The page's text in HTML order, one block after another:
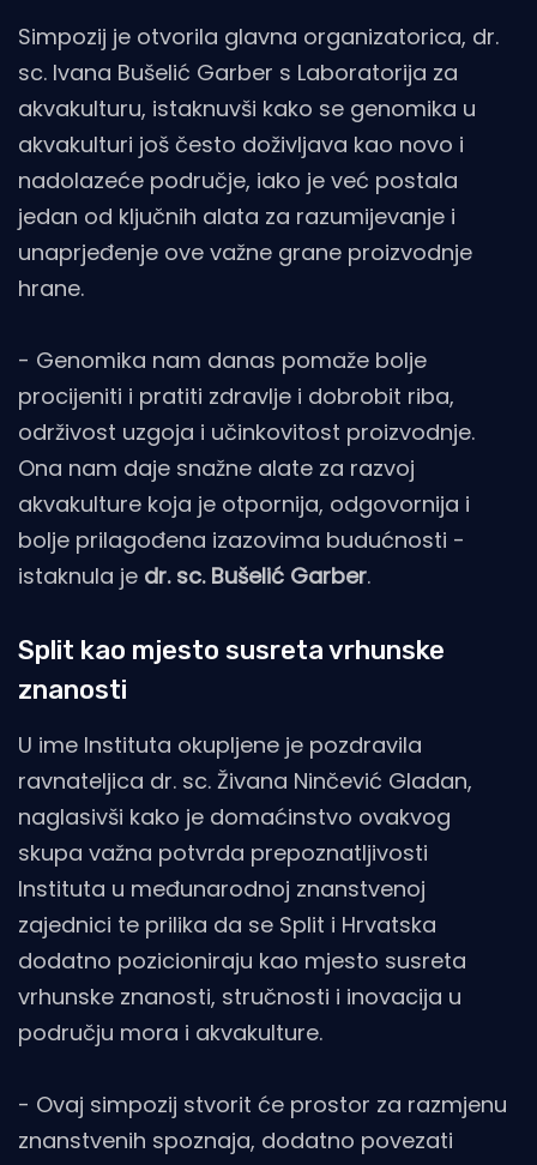
Simpozij je otvorila glavna organizatorica, dr.
sc. Ivana Bušelić Garber s Laboratorija za
akvakulturu, istaknuvši kako se genomika u
akvakulturi još često doživljava kao novo i
nadolazeće područje, iako je već postala
jedan od ključnih alata za razumijevanje i
unaprjeđenje ove važne grane proizvodnje
hrane.
- Genomika nam danas pomaže bolje
procijeniti i pratiti zdravlje i dobrobit riba,
održivost uzgoja i učinkovitost proizvodnje.
Ona nam daje snažne alate za razvoj
akvakulture koja je otpornija, odgovornija i
bolje prilagođena izazovima budućnosti -
istaknula je dr. sc. Bušelić Garber.
Split kao mjesto susreta vrhunske
znanosti
U ime Instituta okupljene je pozdravila
ravnateljica dr. sc. Živana Ninčević Gladan,
naglasivši kako je domaćinstvo ovakvog
skupa važna potvrda prepoznatljivosti
Instituta u međunarodnoj znanstvenoj
zajednici te prilika da se Split i Hrvatska
dodatno pozicioniraju kao mjesto susreta
vrhunske znanosti, stručnosti i inovacija u
području mora i akvakulture.
- Ovaj simpozij stvorit će prostor za razmjenu
znanstvenih spoznaja, dodatno povezati